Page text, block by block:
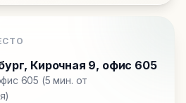
, Кирочная 9, офис 605
605 (5 мин. от